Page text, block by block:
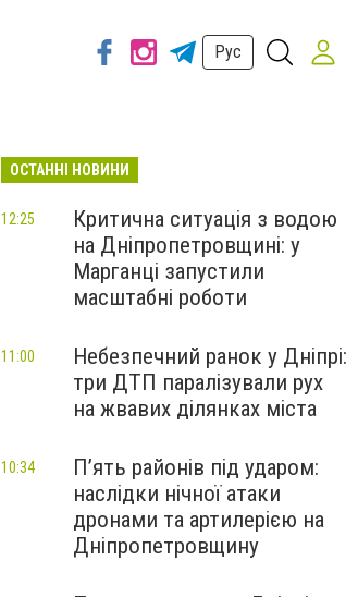
Рус
ОСТАННІ НОВИНИ
Критична ситуація з водою
на Дніпропетровщині: у
Марганці запустили
масштабні роботи
12:25
Небезпечний ранок у Дніпрі:
три ДТП паралізували рух
на жвавих ділянках міста
11:00
П’ять районів під ударом:
наслідки нічної атаки
дронами та артилерією на
Дніпропетровщину
10:34